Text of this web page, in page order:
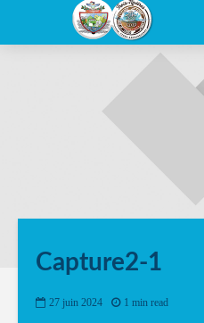
Capture2-1
27 juin 2024 1 min read